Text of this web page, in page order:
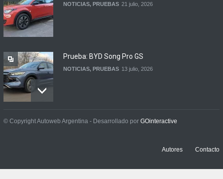
NOTICIAS, PRUEBAS 21 julio, 2026
Prueba: BYD Song Pro GS
NOTICIAS, PRUEBAS 13 julio, 2026
Contacto: Jeep Wrangler
© Copyright Autoweb Argentina - Desarrollado por GOinteractive
Autores Contacto